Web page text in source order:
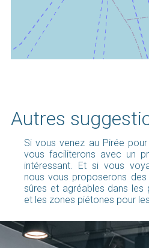
Autres
Si vous venez au Pirée
vous faciliterons avec un
intéressant. Et si vous
nous vous proposerons
sûres et agréables dans les
et les zones piétones pour